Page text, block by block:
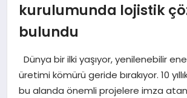
MAGAZIN
TEKNOLOJI
kurulumunda lojistik
bulundu
Dünya bir ilki yaşıyor, yenilenebilir
üretimi kömürü geride bırakıyor. 10
bu alanda önemli projelere imza